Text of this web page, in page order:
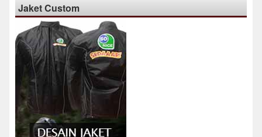
Jaket Custom